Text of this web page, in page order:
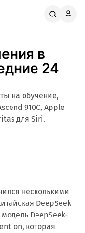
в
24
на обучение,
910C, Apple
для Siri.
несколькими
DeepSeek
DeepSeek-
которая